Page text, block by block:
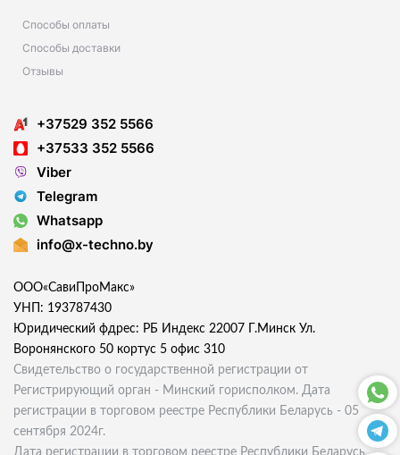
Способы оплаты
Способы доставки
Отзывы
+37529 352 5566
+37533 352 5566
Viber
Telegram
Whatsapp
info@x-techno.by
ООО«СавиПроМакс»
УНП: 193787430
Юридический фдрес: РБ Индекс 22007 Г.Минск Ул.
Воронянского 50 кортус 5 офис 310
Свидетельство о государственной регистрации от
Регистрирующий орган - Минский горисполком. Дата
регистрации в торговом реестре Республики Беларусь - 05
сентября 2024г.